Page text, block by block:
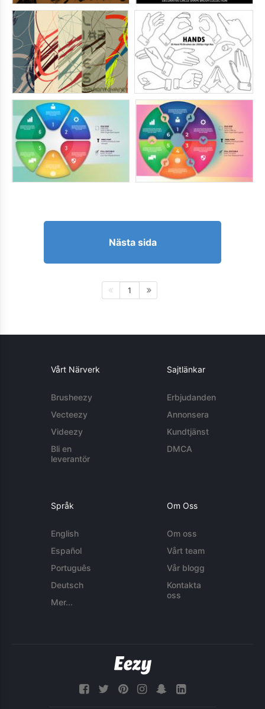
Nästa sida
1
Vårt Närverk
Brusheezy
Vecteezy
Videezy
Bli en
leverantör
Sajtlänkar
Erbjudanden
Annonsera
Kundtjänst
DMCA
Språk
English
Español
Português
Deutsch
Mer...
Om Oss
Om oss
Vårt team
Vår blogg
Kontakta
oss